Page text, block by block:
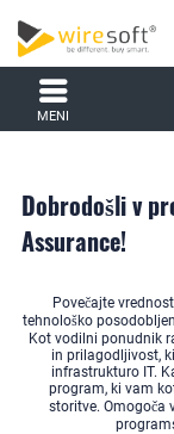
MENI
Dobrodošli v
Assurance!
Povečajte
tehnološko
Kot vodilni ponudnik
in prilagodljivost,
infrastrukturo IT.
program, ki vam
storitve. Omogoča